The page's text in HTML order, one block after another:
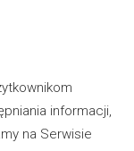
informacji,
na Serwisie